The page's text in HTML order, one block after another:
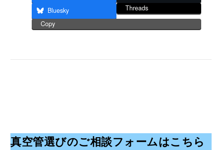
Bluesky
Threads
Copy
真空管選びのご相談フォームはこちら